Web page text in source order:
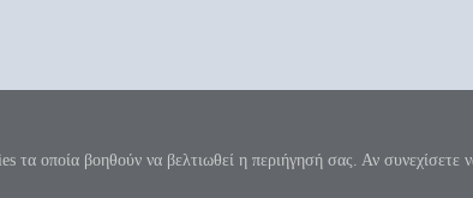
π=3.1415926535897932384626...
τα οποία βοηθούν να βελτιωθεί η περιήγησή σας. Αν συνεχίσετε